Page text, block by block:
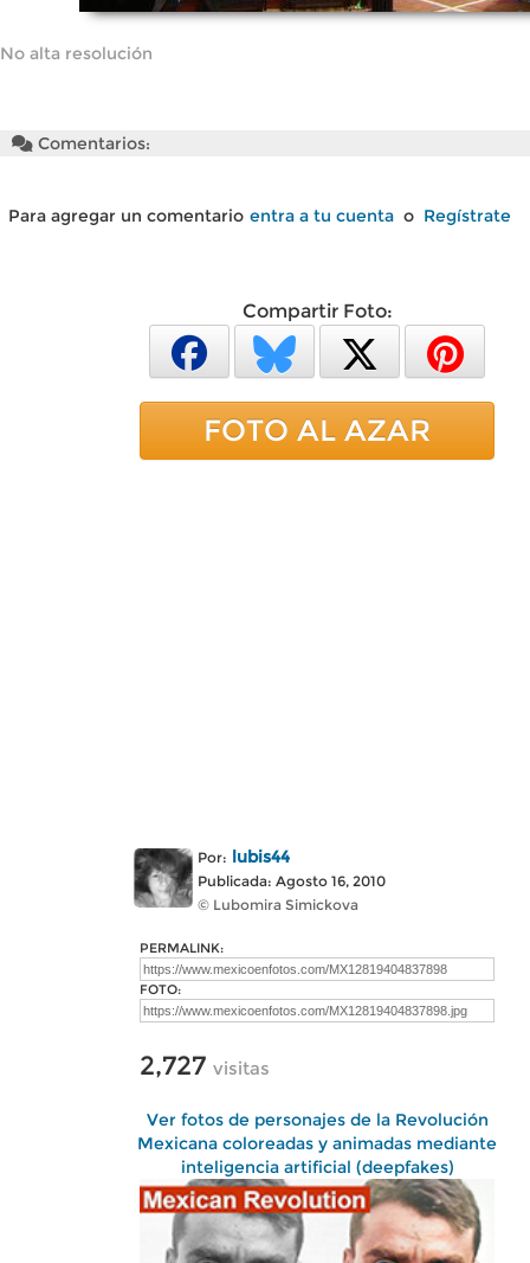
No alta resolución
Comentarios:
Para agregar un comentario entra a tu cuenta o Regístrate
Compartir Foto:
FOTO AL AZAR
Por: lubis44
Publicada: Agosto 16, 2010
© Lubomira Simickova
PERMALINK:
FOTO:
2,727 visitas
Ver fotos de personajes de la Revolución
Mexicana coloreadas y animadas mediante
inteligencia artificial (deepfakes)